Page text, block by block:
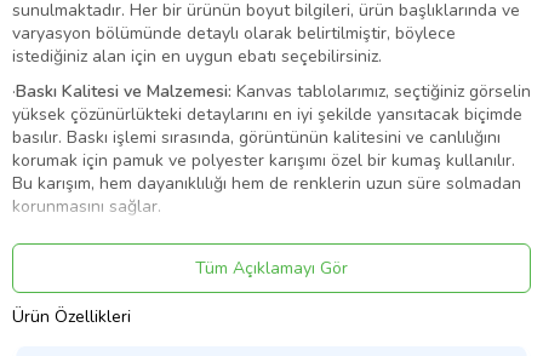
sunulmaktadır. Her bir ürünün boyut bilgileri, ürün başlıklarında ve
varyasyon bölümünde detaylı olarak belirtilmiştir, böylece
istediğiniz alan için en uygun ebatı seçebilirsiniz.
·Baskı Kalitesi ve Malzemesi: Kanvas tablolarımız, seçtiğiniz görselin
yüksek çözünürlükteki detaylarını en iyi şekilde yansıtacak biçimde
basılır. Baskı işlemi sırasında, görüntünün kalitesini ve canlılığını
korumak için pamuk ve polyester karışımı özel bir kumaş kullanılır.
Bu karışım, hem dayanıklılığı hem de renklerin uzun süre solmadan
korunmasını sağlar.
·Şase ve Yapı Dayanıklılığı:Tablolarımızda, 3 cm kalınlığında,
sağlam ve sert bir şase (çerçeve) kullanılmaktadır. Bu özel şase
yapısı, zamanla eğilme, bükülme veya sarkma gibi istenmeyen
deformasyonları engeller. Ayrıca, görsel baskı, kasnağın dört
Tüm Açıklamayı Gör
Ürün Özellikleri